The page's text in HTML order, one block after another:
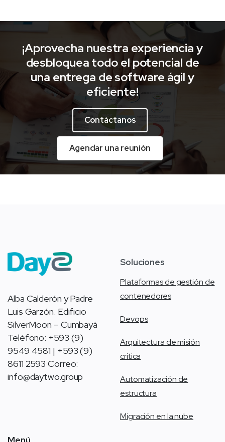
¡Aprovecha nuestra experiencia y
desbloquea todo el potencial de
una entrega de software ágil y
eficiente!
Contáctanos
Agendar una reunión
Alba Calderón y Padre
Luis Garzón. Edificio
SilverMoon – Cumbayá
Teléfono: +593 (9)
9549 4581 | +593 (9)
8611 2593 Correo:
info@daytwo.group
Soluciones
Plataformas de gestión de
contenedores
Devops
Arquitectura de misión
crítica
Automatización de
estructura
Migración en la nube